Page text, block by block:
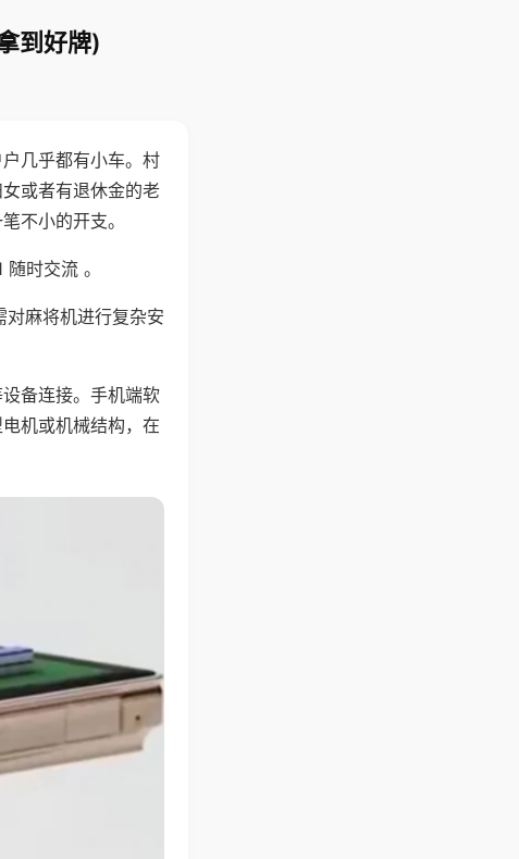
到好牌)
几乎都有小车。村
或者有退休金的老
不小的开支。
时交流 。
麻将机进行复杂安
备连接。手机端软
机或机械结构，在